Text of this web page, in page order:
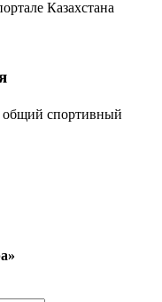
Казахстана
общий спортивный